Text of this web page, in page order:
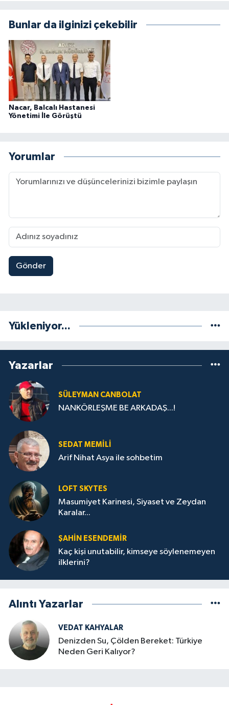
Bunlar da ilginizi çekebilir
Nacar, Balcalı Hastanesi
Yönetimi İle Görüştü
Yorumlar
Gönder
Yükleniyor...
Yazarlar
SÜLEYMAN CANBOLAT
NANKÖRLEŞME BE ARKADAŞ...!
SEDAT MEMILI
Arif Nihat Asya ile sohbetim
LOFT SKYTES
Masumiyet Karinesi, Siyaset ve Zeydan
Karalar...
ŞAHIN ESENDEMIR
Kaç kişi unutabilir, kimseye söylenemeyen
ilklerini?
Alıntı Yazarlar
VEDAT KAHYALAR
Denizden Su, Çölden Bereket: Türkiye
Neden Geri Kalıyor?